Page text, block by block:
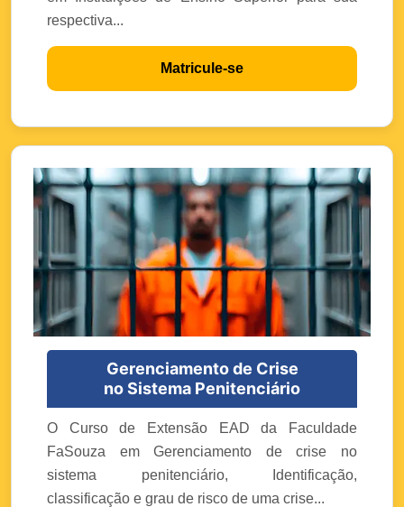
respectiva...
Matricule-se
Gerenciamento de Crise
no Sistema Penitenciário
O Curso de Extensão EAD da Faculdade
FaSouza em Gerenciamento de crise no
sistema penitenciário, Identificação,
classificação e grau de risco de uma crise...